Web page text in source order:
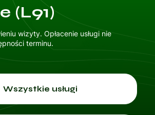
(L91)
wizyty. Opłacenie usługi nie
terminu.
Wszystkie usługi